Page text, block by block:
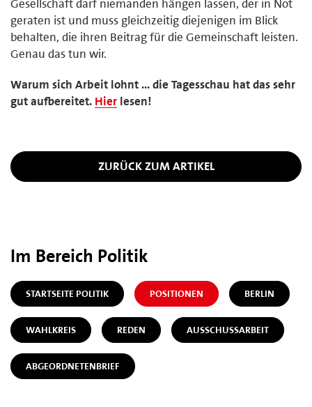
Gesellschaft darf niemanden hängen lassen, der in Not
geraten ist und muss gleichzeitig diejenigen im Blick
behalten, die ihren Beitrag für die Gemeinschaft leisten.
Genau das tun wir.
Warum sich Arbeit lohnt ... die Tagesschau hat das sehr
gut aufbereitet. Hier lesen!
ZURÜCK ZUM ARTIKEL
Im Bereich Politik
STARTSEITE POLITIK POSITIONEN BERLIN
WAHLKREIS REDEN AUSSCHUSSARBEIT
ABGEORDNETENBRIEF